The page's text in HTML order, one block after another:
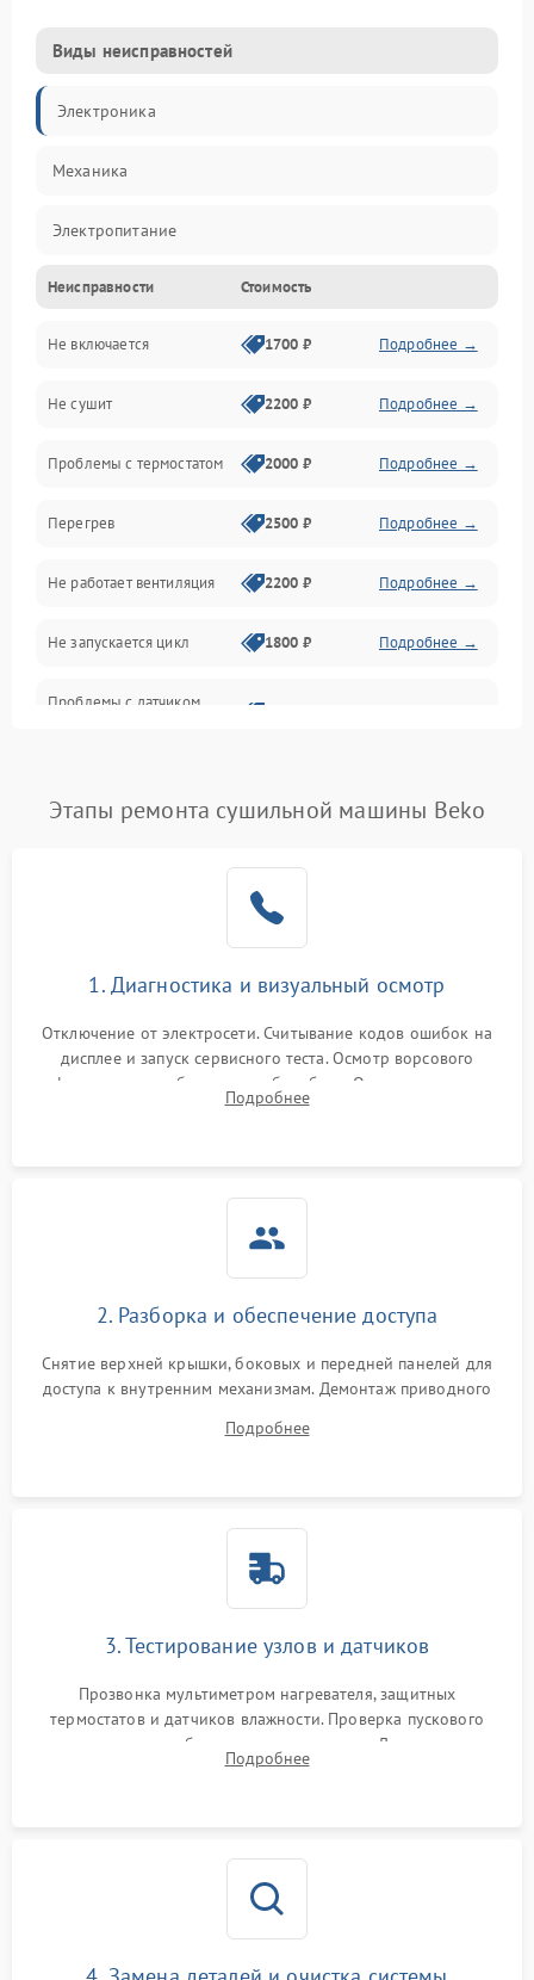
Виды неисправностей
Электроника
Механика
Электропитание
Нагрев
Механические повреждения
Оптика
Программное обеспечение
Датчики
Безопасность
Неисправности Стоимость
Не включается 1700 ₽ Подробнее →
Не сушит 2200 ₽ Подробнее →
Проблемы с термостатом 2000 ₽ Подробнее →
Перегрев 2500 ₽ Подробнее →
Не работает вентиляция 2200 ₽ Подробнее →
Не запускается цикл 1800 ₽ Подробнее →
Проблемы с датчиком
1500 ₽
Зависает программа 1500 ₽ Подробнее →
Ошибка на дисплее 1290 ₽ Подробнее →
Этапы ремонта сушильной машины Beko
1. Диагностика и визуальный осмотр
Отключение от электросети. Считывание кодов ошибок на
дисплее и запуск сервисного теста. Осмотр ворсового
фильтра, теплообменника и барабана. Опрос клиента о
неисправностях (не сушит, не крутит барабан, сильно шумит
Подробнее
2. Разборка и обеспечение доступа
Снятие верхней крышки, боковых и передней панелей для
доступа к внутренним механизмам. Демонтаж приводного
Обеспечение свободного доступа к ТЭНу, компрессору,
Подробнее
3. Тестирование узлов и датчиков
Прозвонка мультиметром нагревателя, защитных
термостатов и датчиков влажности. Проверка пускового
конденсатора, обмоток мотора и помпы. Для машин с
тепловым насосом — диагностика работы компрессора и
Подробнее